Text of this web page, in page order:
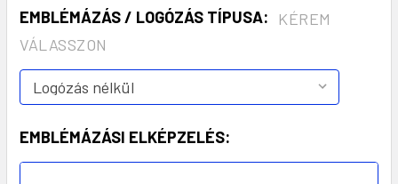
EMBLÉMÁZÁS / LOGÓZÁS TÍPUSA:
KÉREM
VÁLASSZON
EMBLÉMÁZÁSI ELKÉPZELÉS: